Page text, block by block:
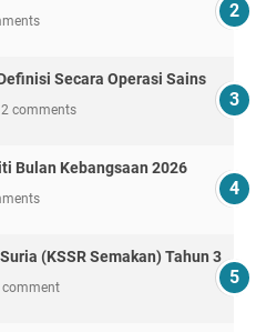
Secara Operasi Sains
comments
Bulan Kebangsaan 2026
(KSSR Semakan) Tahun 3
comment